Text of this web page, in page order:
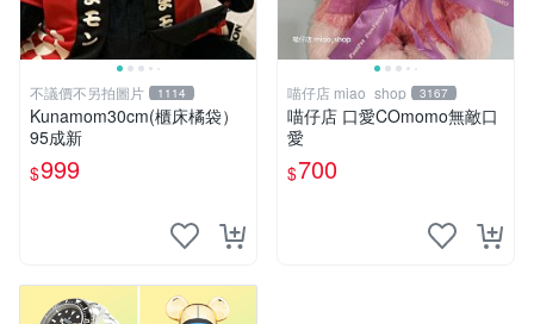
不議價不另拍圖片 1114
Kunamom30cm(櫃床橘袋）
95成新
$999
喵仔店 miao_shop 3167
喵仔店 口愛COmomo無敵口
愛
$700